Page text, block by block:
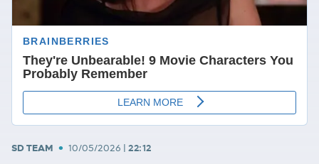
SD TEAM • 10/05/2026 | 22:12